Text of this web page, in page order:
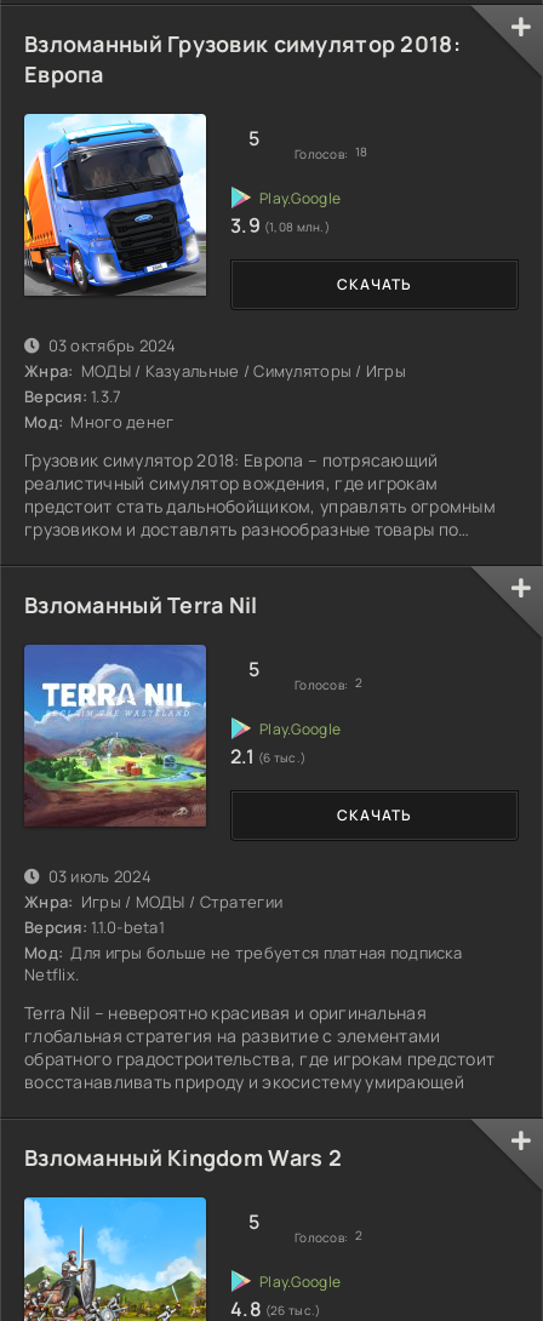
Взломанный Грузовик симулятор 2018:
Европа
03 октябрь 2024
Жнра: МОДЫ / Казуальные / Симуляторы / Игры
Версия: 1.3.7
Мод: Много денег
Грузовик симулятор 2018: Европа – потрясающий
реалистичный симулятор вождения, где игрокам
предстоит стать дальнобойщиком, управлять огромным
грузовиком и доставлять разнообразные товары по
СКАЧАТЬ
5
Голосов: 18
3.9 (1,08 млн.)
Взломанный Terra Nil
03 июль 2024
Жнра: Игры / МОДЫ / Стратегии
Версия: 1.1.0-beta1
Мод: Для игры больше не требуется платная подписка
Netflix.
Terra Nil – невероятно красивая и оригинальная
глобальная стратегия на развитие с элементами
обратного градостроительства, где игрокам предстоит
восстанавливать природу и экосистему умирающей
СКАЧАТЬ
5
Голосов: 2
2.1 (6 тыс.)
Взломанный Kingdom Wars 2
5
Голосов: 2
4.8 (26 тыс.)